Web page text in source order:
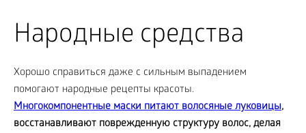
Народные средства
Хорошо справиться даже с сильным выпадением
помогают народные рецепты красоты.
Многокомпонентные маски питают волосяные луковицы,
восстанавливают поврежденную структуру волос, делая